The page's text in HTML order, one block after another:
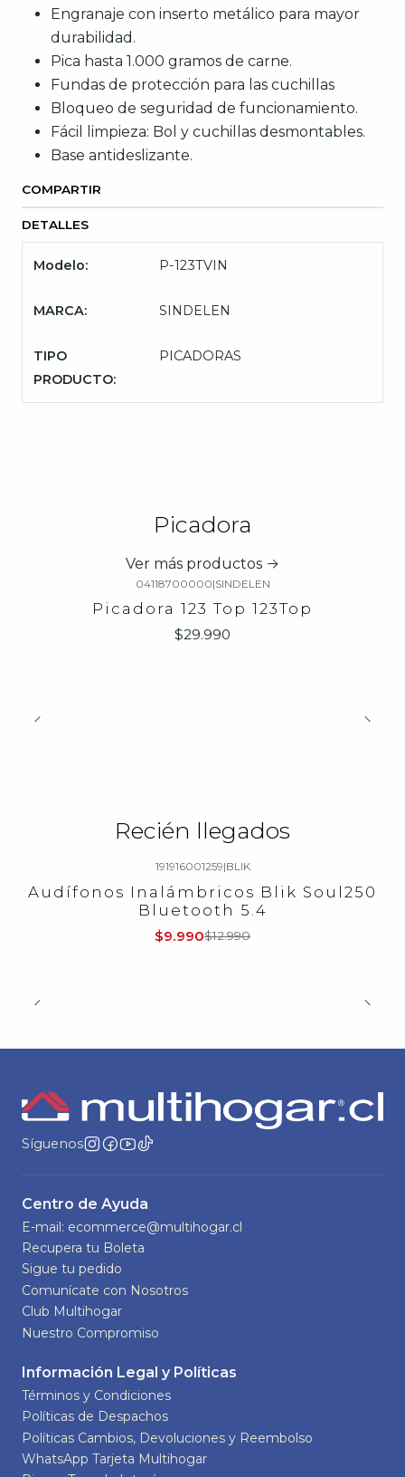
Engranaje con inserto metálico para mayor
durabilidad.
Pica hasta 1.000 gramos de carne.
Fundas de protección para las cuchillas
Bloqueo de seguridad de funcionamiento.
Fácil limpieza: Bol y cuchillas desmontables.
Base antideslizante.
COMPARTIR
DETALLES
Modelo: P-123TVIN
MARCA: SINDELEN
TIPO
PRODUCTO:
PICADORAS
Picadora
Ver más productos
04118700000|SINDELEN
Picadora 123 Top 123Top
$29.990
Recién llegados
-23%OFF
191916001259|BLIK
Audífonos Inalámbricos Blik Soul250
Bluetooth 5.4
$9.990$12.990
Síguenos
Centro de Ayuda
E-mail: ecommerce@multihogar.cl
Recupera tu Boleta
Sigue tu pedido
Comunícate con Nosotros
Club Multihogar
Nuestro Compromiso
Información Legal y Políticas
Términos y Condiciones
Políticas de Despachos
Políticas Cambios, Devoluciones y Reembolso
WhatsApp Tarjeta Multihogar